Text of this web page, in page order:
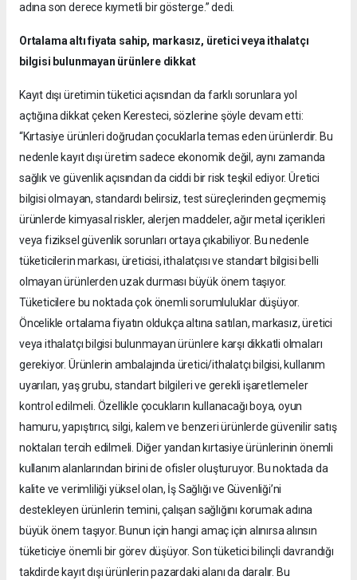
adına son derece kıymetli bir gösterge.” dedi.
Ortalama altı fiyata sahip, markasız, üretici veya ithalatçı
bilgisi bulunmayan ürünlere dikkat
Kayıt dışı üretimin tüketici açısından da farklı sorunlara yol
açtığına dikkat çeken Keresteci, sözlerine şöyle devam etti:
“Kırtasiye ürünleri doğrudan çocuklarla temas eden ürünlerdir. Bu
nedenle kayıt dışı üretim sadece ekonomik değil, aynı zamanda
sağlık ve güvenlik açısından da ciddi bir risk teşkil ediyor. Üretici
bilgisi olmayan, standardı belirsiz, test süreçlerinden geçmemiş
ürünlerde kimyasal riskler, alerjen maddeler, ağır metal içerikleri
veya fiziksel güvenlik sorunları ortaya çıkabiliyor. Bu nedenle
tüketicilerin markası, üreticisi, ithalatçısı ve standart bilgisi belli
olmayan ürünlerden uzak durması büyük önem taşıyor.
Tüketicilere bu noktada çok önemli sorumluluklar düşüyor.
Öncelikle ortalama fiyatın oldukça altına satılan, markasız, üretici
veya ithalatçı bilgisi bulunmayan ürünlere karşı dikkatli olmaları
gerekiyor. Ürünlerin ambalajında üretici/ithalatçı bilgisi, kullanım
uyarıları, yaş grubu, standart bilgileri ve gerekli işaretlemeler
kontrol edilmeli. Özellikle çocukların kullanacağı boya, oyun
hamuru, yapıştırıcı, silgi, kalem ve benzeri ürünlerde güvenilir satış
noktaları tercih edilmeli. Diğer yandan kırtasiye ürünlerinin önemli
kullanım alanlarından birini de ofisler oluşturuyor. Bu noktada da
kalite ve verimliliği yüksel olan, İş Sağlığı ve Güvenliği’ni
destekleyen ürünlerin temini, çalışan sağlığını korumak adına
büyük önem taşıyor. Bunun için hangi amaç için alınırsa alınsın
tüketiciye önemli bir görev düşüyor. Son tüketici bilinçli davrandığı
takdirde kayıt dışı ürünlerin pazardaki alanı da daralır. Bu